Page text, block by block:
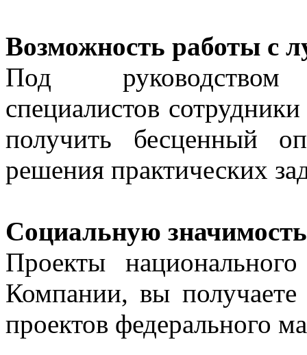
Возможность работы с
Под руководством
специалистов
получить бесценный
решения практических
Социальную
Проекты
Компании, вы получаете
проектов федерального